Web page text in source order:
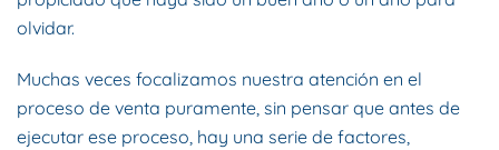
olvidar.
Muchas veces focalizamos nuestra atención en el
proceso de venta puramente, sin pensar que antes de
ejecutar ese proceso, hay una serie de factores,